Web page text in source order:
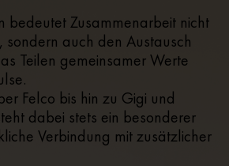
bedeutet Zusammenarbeit nicht
sondern auch den Austausch
Teilen gemeinsamer Werte
Felco bis hin zu Gigi und
dabei stets ein besonderer
Verbindung mit zusätzlicher